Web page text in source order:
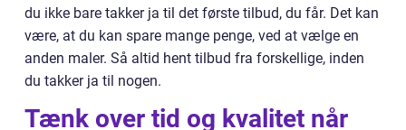
du ikke bare takker ja til det første tilbud, du får. Det kan
være, at du kan spare mange penge, ved at vælge en
anden maler. Så altid hent tilbud fra forskellige, inden
du takker ja til nogen.
Tænk over tid og kvalitet når